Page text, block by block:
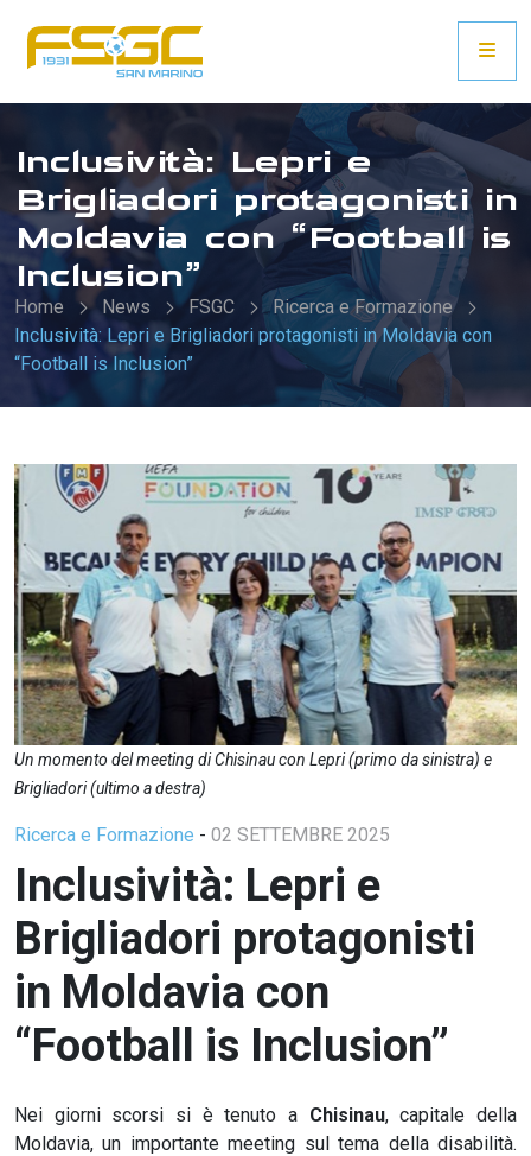
Inclusività: Lepri e
Brigliadori protagonisti in
Moldavia con “Football is
Inclusion”
Home News FSGC
Ricerca e Formazione
Inclusività: Lepri e Brigliadori protagonisti in Moldavia con
“Football is Inclusion”
Un momento del meeting di Chisinau con Lepri (primo da sinistra) e
Brigliadori (ultimo a destra)
Ricerca e Formazione - 02 SETTEMBRE 2025
Inclusività: Lepri e
Brigliadori protagonisti
in Moldavia con
“Football is Inclusion”
Nei giorni scorsi si è tenuto a Chisinau, capitale della
Moldavia, un importante meeting sul tema della disabilità.